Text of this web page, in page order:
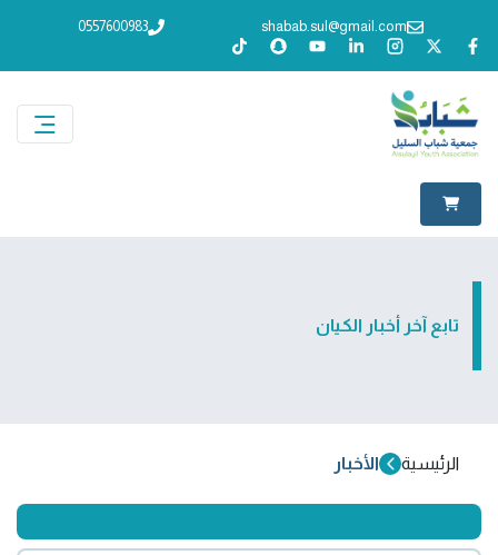
shabab.sul@gmail.com
0557600983
تابع آخر أخبار الكيان
الرئيسية الأخبار